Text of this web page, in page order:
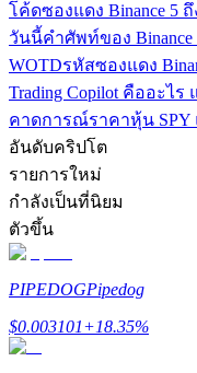
ได้รับ
พาวเวอร์พิกกี้
โค้ดซองแดง Binance 5
วันนี้คำศัพท์ของ
WOTDรหัสซองแดง
Trading Copilot คืออะไ
คาดการณ์ราคาหุ้น SPY
อันดับคริปโต
รายการใหม่
กำลังเป็นที่นิยม
ตัวขึ้น
PIPEDOGPipedog
$0.003101+18.35%